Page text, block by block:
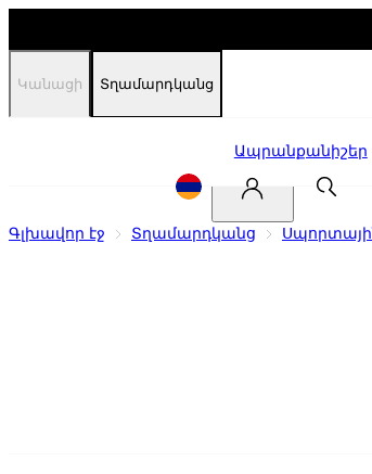
Կանացի Տղամարդկանց
Ապրանքանիշեր
Գլխավոր էջ Տղամարդկանց